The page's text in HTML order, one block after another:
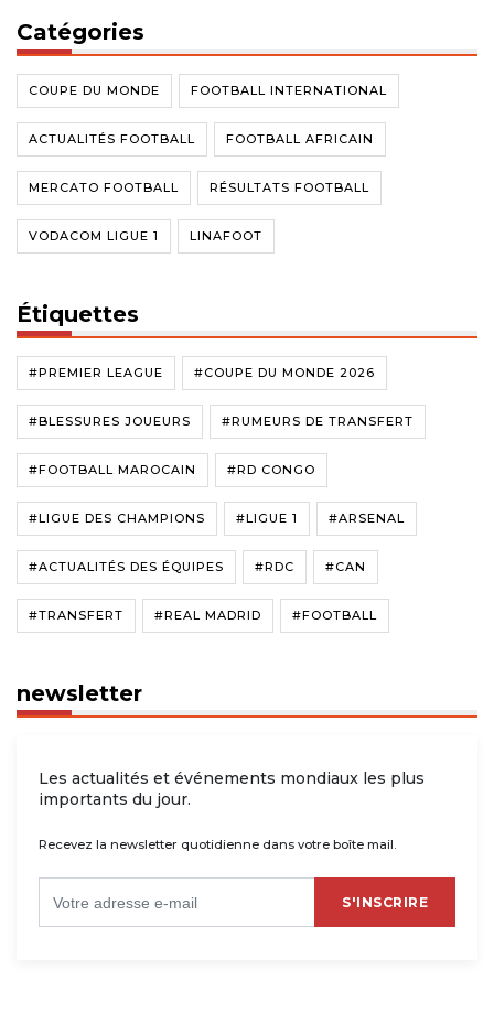
Catégories
COUPE DU MONDE FOOTBALL INTERNATIONAL
ACTUALITÉS FOOTBALL FOOTBALL AFRICAIN
MERCATO FOOTBALL RÉSULTATS FOOTBALL
VODACOM LIGUE 1 LINAFOOT
Étiquettes
#PREMIER LEAGUE #COUPE DU MONDE 2026
#BLESSURES JOUEURS #RUMEURS DE TRANSFERT
#FOOTBALL MAROCAIN #RD CONGO
#LIGUE DES CHAMPIONS #LIGUE 1 #ARSENAL
#ACTUALITÉS DES ÉQUIPES #RDC #CAN
#TRANSFERT #REAL MADRID #FOOTBALL
newsletter
Les actualités et événements mondiaux les plus
importants du jour.
Recevez la newsletter quotidienne dans votre boîte mail.
S'INSCRIRE